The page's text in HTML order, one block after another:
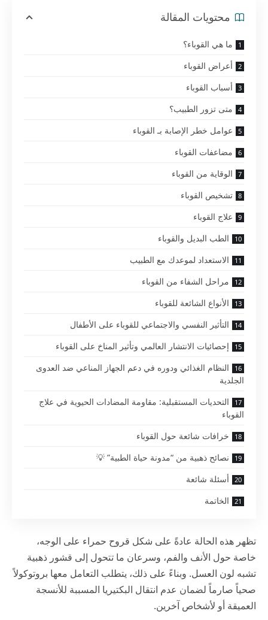
محتويات المقالة
ما هي القوباء؟
أعراض القوباء
أسباب القوباء
متى تزور الطبيب؟
عوامل خطر الإصابة بـ القوباء
مضاعفات القوباء
الوقاية من القوباء
تشخيص القوباء
علاج القوباء
الطب البديل والقوباء
الاستعداد لموعدك مع الطبيب
مراحل الشفاء من القوباء
الأنواع الشائعة للقوباء
التأثير النفسي والاجتماعي للقوباء على الأطفال
إحصائيات الانتشار العالمي وتأثير المناخ على القوباء
النظام الغذائي ودوره في دعم الجهاز المناعي ضد العدوى
الجلدية
التحديات المستقبلية: مقاومة المضادات الحيوية في علاج
القوباء
خرافات شائعة حول القوباء
نصائح ذهبية من “مدونة حياة الطبية” 💡
أسئلة شائعة
الخاتمة
تظهر هذه الحالة عادةً على شكل قروح حمراء على الوجه،
خاصة حول الأنف والفم، وسرعان ما تتحول إلى قشور ذهبية
تشبه لون العسل. وبناءً على ذلك، يتطلب التعامل معها بروتوكولاً
صحياً صارماً لضمان عدم انتقال البكتيريا المسببة للأنسجة
العميقة أو لأشخاص آخرين.